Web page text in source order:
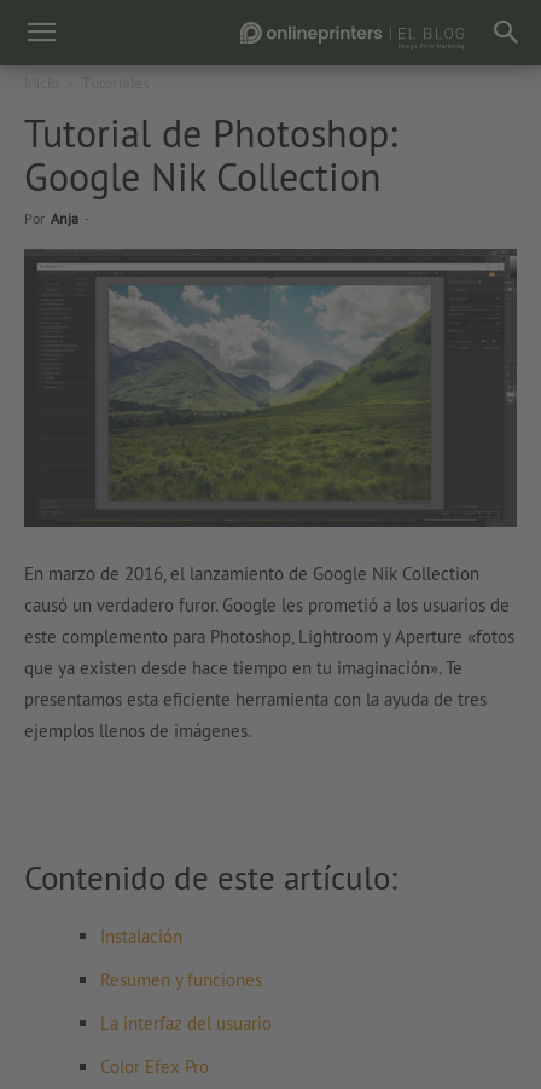
Tutorial de Photoshop:
Google Nik Collection
Por Anja -
En marzo de 2016, el lanzamiento de Google Nik Collection
causó un verdadero furor. Google les prometió a los usuarios de
este complemento para Photoshop, Lightroom y Aperture «fotos
que ya existen desde hace tiempo en tu imaginación». Te
presentamos esta eficiente herramienta con la ayuda de tres
ejemplos llenos de imágenes.
Contenido de este artículo:
Instalación
Resumen y funciones
La interfaz del usuario
Color Efex Pro